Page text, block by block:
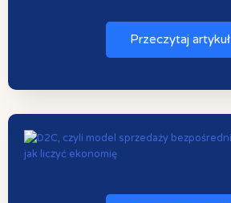
Przeczytaj artykuł